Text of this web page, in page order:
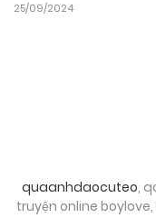
25/09/2024
quaanhdaocuteo,
truyện online